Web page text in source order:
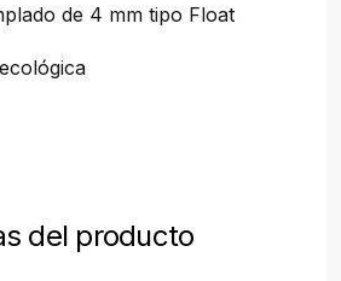
de 4 mm tipo Float
del producto